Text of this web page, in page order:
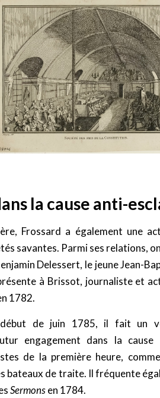
la cause anti-
Frossard a également une
savantes. Parmi ses relations,
Delessert, le jeune Jean-
à Brissot, journaliste et
1782.
de juin 1785, il fait un
engagement dans la cause
de la première heure,
bateaux de traite. Il fréquente
Sermonsen 1784.